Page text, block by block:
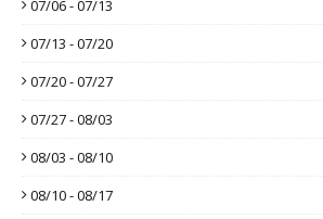
07/06 - 07/13
07/13 - 07/20
07/20 - 07/27
07/27 - 08/03
08/03 - 08/10
08/10 - 08/17